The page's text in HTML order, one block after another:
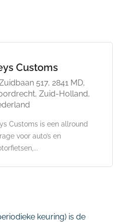
Customs
517, 2841 MD,
Zuid-Holland,
Customs is een allround
voor auto’s en
keuring) is de